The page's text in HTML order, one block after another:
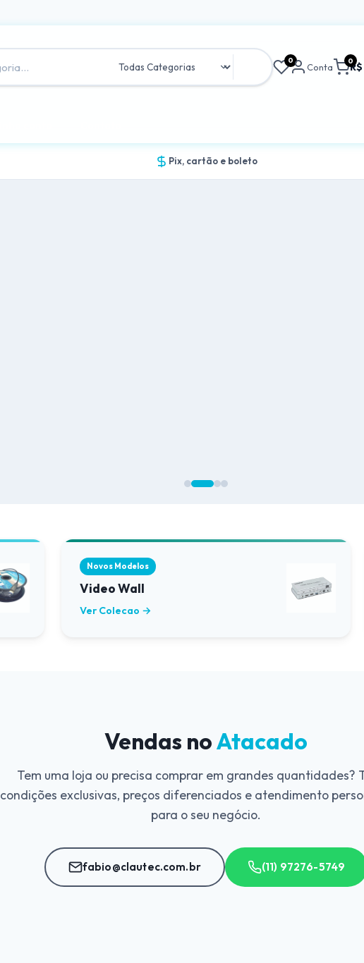
0
Conta
0
Pix, cartão e boleto
Novos Modelos
Video Wall
Ver Colecao →
Vendas noAtacado
Tem uma loja ou precisa comprar em grandes quantidades?
condições exclusivas, preços diferenciados e atendimento
para o seu negócio.
fabio@clautec.com.br (11) 97276-5749